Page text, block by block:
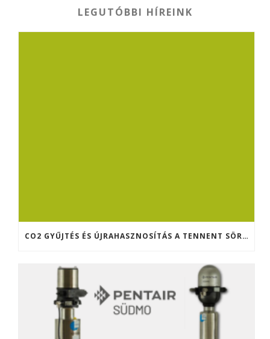
LEGUTÓBBI HÍREINK
CO2 GYŰJTÉS ÉS ÚJRAHASZNOSÍTÁS A TENNENT SÖRFŐZDÉBEN (SKÓCIA)